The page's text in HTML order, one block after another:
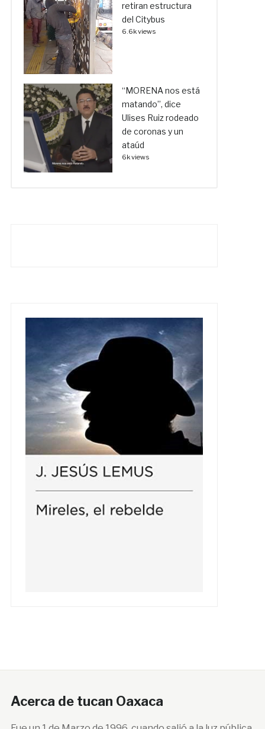
retiran estructura
del Citybus
6.6k views
“MORENA nos está
matando”, dice
Ulises Ruiz rodeado
de coronas y un
ataúd
6k views
Acerca de tucan Oaxaca